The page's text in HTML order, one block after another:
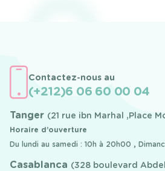
Contactez-nous au
(+212)6 06 60 00 04
Tanger (21 rue ibn Marhal ,Place
Horaire d’ouverture
Du lundi au samedi : 10h à 20h00 ,
Casablanca (328 boulevard